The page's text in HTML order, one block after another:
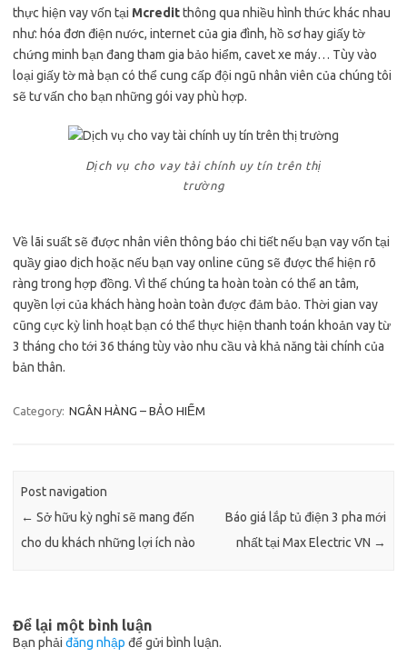
thực hiện vay vốn tại Mcreditthông qua nhiều hình thức khác nhau
như: hóa đơn điện nước, internet của gia đình, hồ sơ hay giấy tờ
chứng minh bạn đang tham gia bảo hiểm, cavet xe máy… Tùy vào
loại giấy tờ mà bạn có thể cung cấp đội ngũ nhân viên của chúng tôi
sẽ tư vấn cho bạn những gói vay phù hợp.
Dịch vụ cho vay tài chính uy tín trên thị
trường
Về lãi suất sẽ được nhân viên thông báo chi tiết nếu bạn vay vốn tại
quầy giao dịch hoặc nếu bạn vay online cũng sẽ được thể hiện rõ
ràng trong hợp đồng. Vì thế chúng ta hoàn toàn có thể an tâm,
quyền lợi của khách hàng hoàn toàn được đảm bảo. Thời gian vay
cũng cực kỳ linh hoạt bạn có thể thực hiện thanh toán khoản vay từ
3 tháng cho tới 36 tháng tùy vào nhu cầu và khả năng tài chính của
bản thân.
Category: NGÂN HÀNG – BẢO HIỂM
Post navigation
← Sở hữu kỳ nghỉ sẽ mang đến
cho du khách những lợi ích nào
Báo giá lắp tủ điện 3 pha mới
nhất tại Max Electric VN →
Để lại một bình luận
Bạn phải đăng nhập để gửi bình luận.